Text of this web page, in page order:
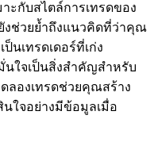
ะกับสไตล์การเทรดของ
งช่วยย้ำถึงแนวคิดที่ว่าคุณ
นเทรดเดอร์ที่เก่ง
นใจเป็นสิ่งสำคัญสำหรับ
ลองเทรดช่วยคุณสร้าง
ใจอย่างมีข้อมูลเมื่อ